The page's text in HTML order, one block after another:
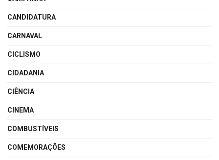
CANDIDATURA
CARNAVAL
CICLISMO
CIDADANIA
CIÊNCIA
CINEMA
COMBUSTÍVEIS
COMEMORAÇÕES